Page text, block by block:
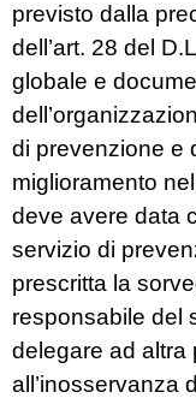
previsto dalla
dell’art. 28 del
globale e
di prevenzione e
miglioramento
deve avere data
servizio di
prescritta la
responsabile del
delegare ad altra
all’inosservanza